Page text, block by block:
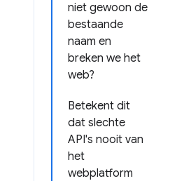
niet gewoon de
bestaande
naam en
breken we het
web?
Betekent dit
dat slechte
API's nooit van
het
webplatform